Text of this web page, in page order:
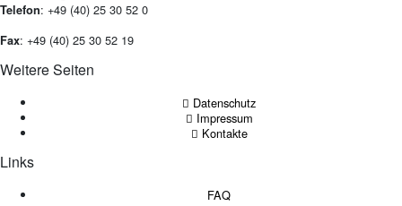
Telefon: +49 (40) 25 30 52 0
Fax: +49 (40) 25 30 52 19
Weitere Seiten
Datenschutz
Impressum
Kontakte
Links
FAQ